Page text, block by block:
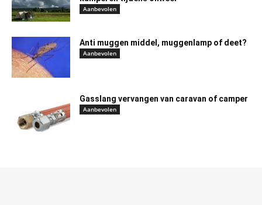
Aanbevolen
Anti muggen middel, muggenlamp of deet?
Aanbevolen
Gasslang vervangen van caravan of camper
Aanbevolen